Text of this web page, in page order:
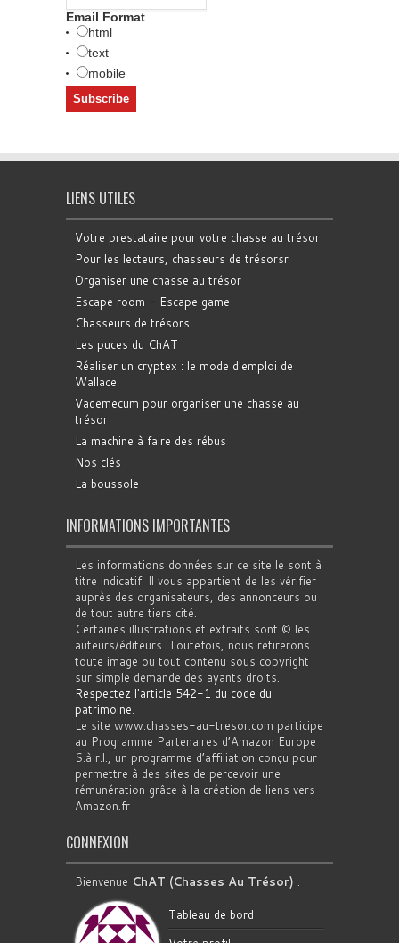
Email Format
html
text
mobile
LIENS UTILES
Votre prestataire pour votre chasse au trésor
Pour les lecteurs, chasseurs de trésorsr
Organiser une chasse au trésor
Escape room - Escape game
Chasseurs de trésors
Les puces du ChAT
Réaliser un cryptex : le mode d'emploi de
Wallace
Vademecum pour organiser une chasse au
trésor
La machine à faire des rébus
Nos clés
La boussole
INFORMATIONS IMPORTANTES
Les informations données sur ce site le sont à
titre indicatif. Il vous appartient de les vérifier
auprès des organisateurs, des annonceurs ou
de tout autre tiers cité.
Certaines illustrations et extraits sont © les
auteurs/éditeurs. Toutefois, nous retirerons
toute image ou tout contenu sous copyright
sur simple demande des ayants droits.
Respectez l'article 542-1 du code du
patrimoine.
Le site www.chasses-au-tresor.com participe
au Programme Partenaires d’Amazon Europe
S.à r.l., un programme d’affiliation conçu pour
permettre à des sites de percevoir une
rémunération grâce à la création de liens vers
Amazon.fr
CONNEXION
Bienvenue ChAT (Chasses Au Trésor) .
Tableau de bord